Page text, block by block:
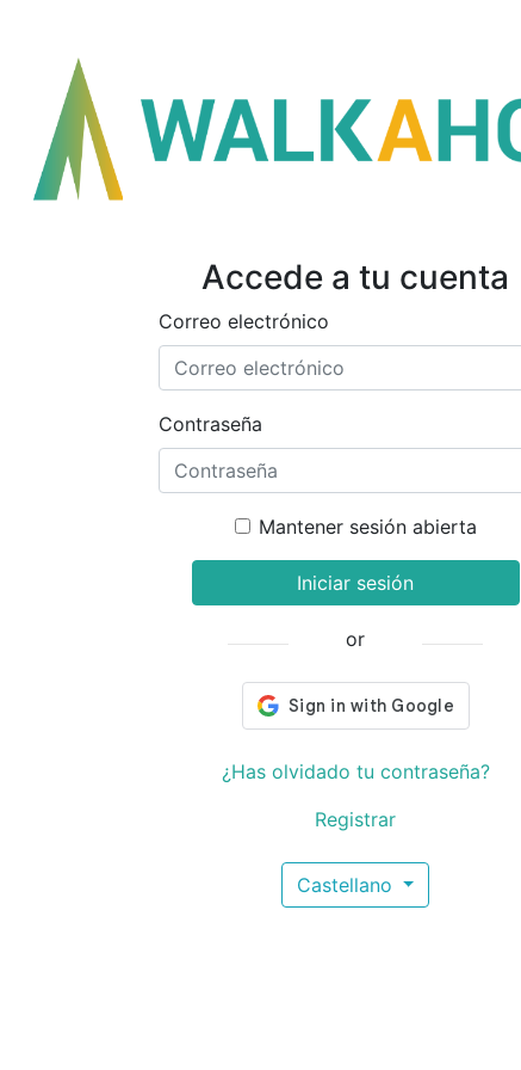
Accede a tu cuenta
Correo electrónico
Contraseña
Mantener sesión abierta
Iniciar sesión
or
¿Has olvidado tu contraseña?
Registrar
Castellano